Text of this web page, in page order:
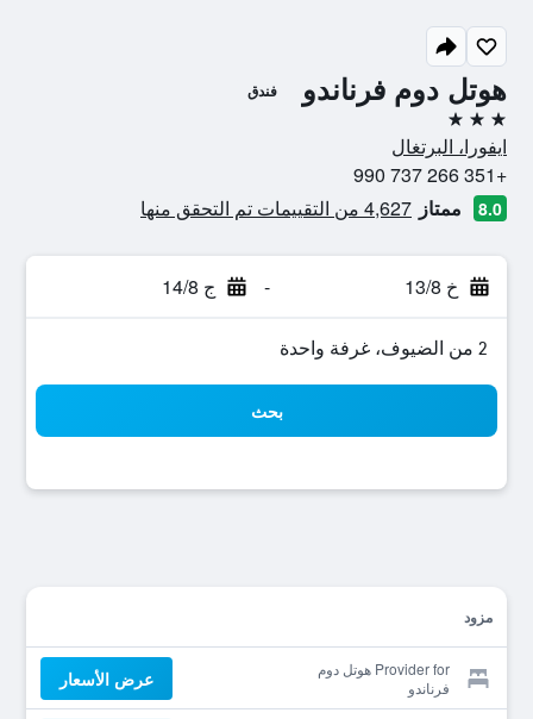
هوتل دوم فرناندو فندق
3 نجوم
ايفورا، البرتغال
+351 266 737 990
8.0 ممتاز 4,627 من التقييمات تم التحقق منها
خ 13/8 - ج 14/8
2 من الضيوف، غرفة واحدة
بحث
مزود
Provider for هوتل دوم
فرناندو
عرض الأسعار